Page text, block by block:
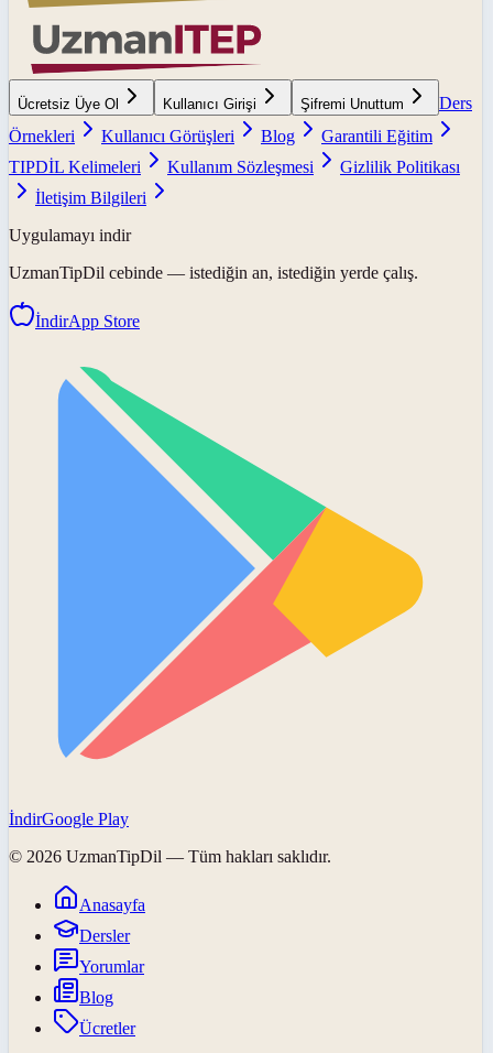
Ücretsiz Üye Ol Kullanıcı Girişi Şifremi Unuttum
Ders
Örnekleri
Kullanıcı Görüşleri Blog
Garantili Eğitim
TIPDİL Kelimeleri
Kullanım Sözleşmesi
Gizlilik Politikası
İletişim Bilgileri
Uygulamayı indir
UzmanTipDil cebinde — istediğin an, istediğin yerde çalış.
İndirApp Store
İndirGoogle Play
© 2026 UzmanTipDil — Tüm hakları saklıdır.
Anasayfa
Dersler
Yorumlar
Blog
Ücretler